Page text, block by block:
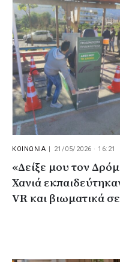
ΚΟΙΝΩΝΙΑ 21/05/2026 · 16:21
«Δείξε μου τον
Χανιά
VR και βιωματικά